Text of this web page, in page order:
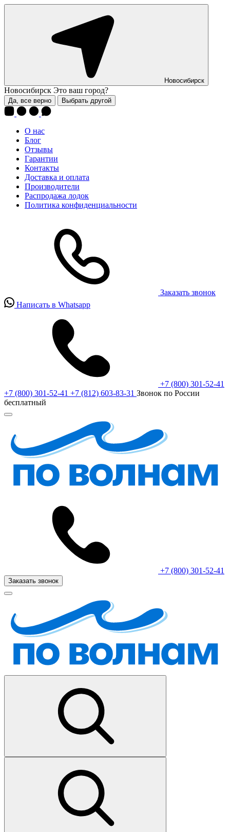
Новосибирск
Новосибирск Это ваш город?
Да, все верно Выбрать другой
О нас
Блог
Отзывы
Гарантии
Контакты
Доставка и оплата
Производители
Распродажа лодок
Политика конфиденциальности
Заказать звонок
Написать в Whatsapp
+7 (800) 301-52-41
+7 (800) 301-52-41 +7 (812) 603-83-31 Звонок по России
бесплатный
+7 (800) 301-52-41
Заказать звонок